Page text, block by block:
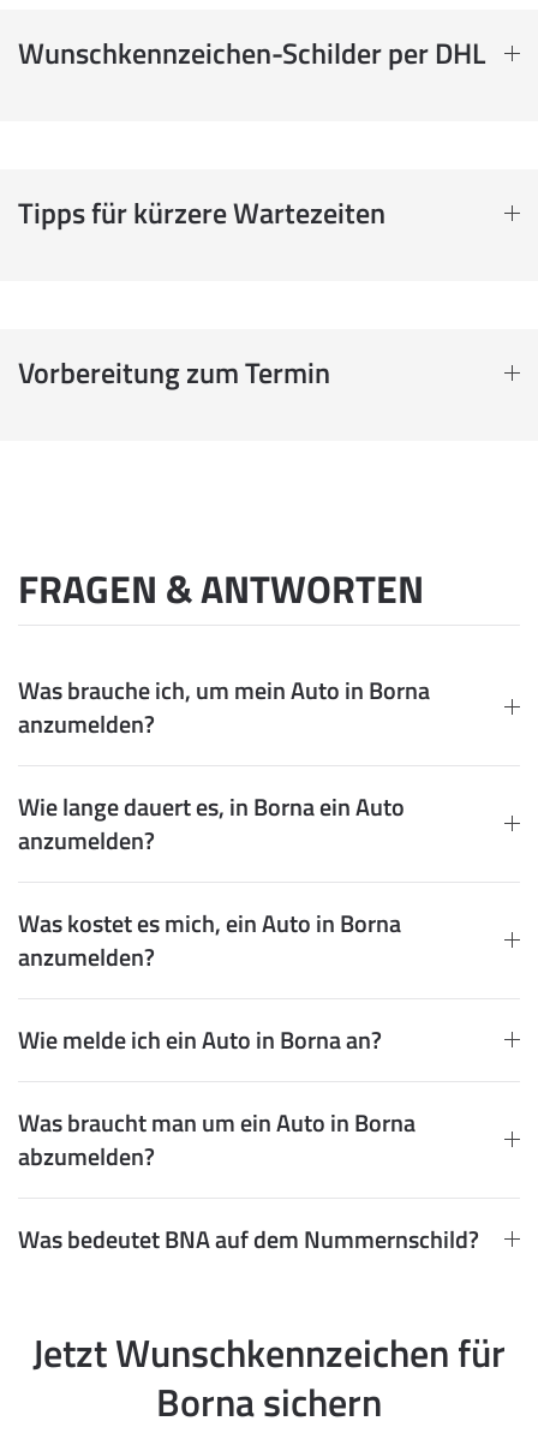
Wunschkennzeichen-Schilder per DHL
Tipps für kürzere Wartezeiten
Vorbereitung zum Termin
FRAGEN & ANTWORTEN
Was brauche ich, um mein Auto in Borna
anzumelden?
Wie lange dauert es, in Borna ein Auto
anzumelden?
Was kostet es mich, ein Auto in Borna
anzumelden?
Wie melde ich ein Auto in Borna an?
Was braucht man um ein Auto in Borna
abzumelden?
Was bedeutet BNA auf dem Nummernschild?
Jetzt Wunschkennzeichen für
Borna sichern